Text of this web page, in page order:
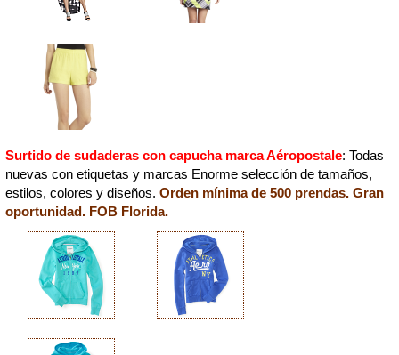
Surtido de sudaderas con capucha marca Aéropostale: Todas
nuevas con etiquetas y marcas Enorme selección de tamaños,
estilos, colores y diseños. Orden mínima de 500 prendas. Gran
oportunidad. FOB Florida.